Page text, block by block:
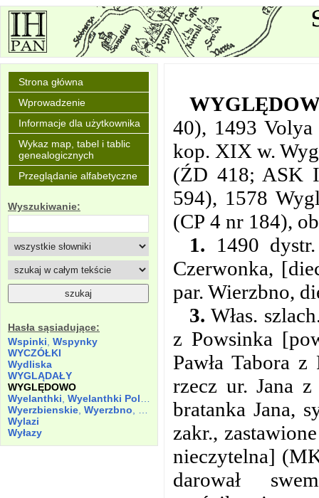
Strona główna
Wprowadzenie
Informacje dla użytkownika
Wykaz map, tabel i tablic
genealogicznych
Przeglądanie alfabetyczne
Wyszukiwanie:
Hasła sąsiadujące:
Wspinki Wspynky
WYCZÓŁKI
Wydliska
WYGLĄDAŁY
WYGLĘDOWO
Wyelanthki Wyelanthki Polazie
Wyerzbienskie Wyerzbno
Wyerzyno
Wylazi
Wyłazy
40), 1493
kop. XIX w.
(ŹD 418; ASK
594), 1578
(CP 4 nr 184),
1. 1490
Czerwonka,
par. Wierzbno,
3. Włas.
z Powsinka
Pawła Tabora
rzecz ur. Jana
bratanka Jana,
zakr.,
nieczytelna]
darował